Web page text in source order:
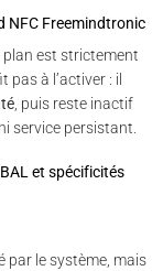
NFC Freemindtronic
plan est strictement
pas à l’activer : il
, puis reste inactif
service persistant.
et spécificités
par le système, mais